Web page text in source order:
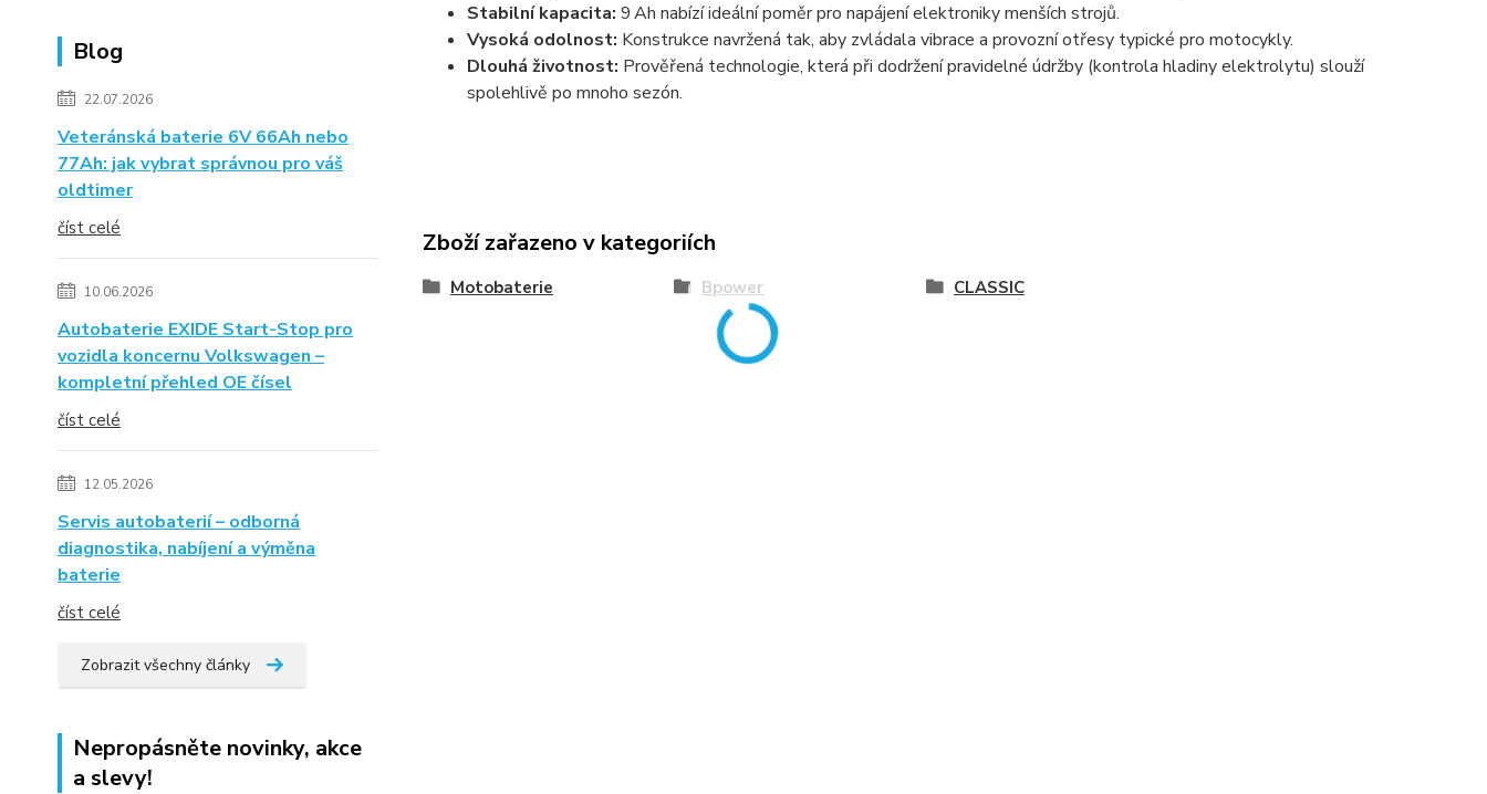
Blog
22.07.2026
Veteránská baterie 6V 66Ah nebo
77Ah: jak vybrat správnou pro váš
oldtimer
číst celé
10.06.2026
Autobaterie EXIDE Start-Stop pro
vozidla koncernu Volkswagen –
kompletní přehled OE čísel
číst celé
12.05.2026
Servis autobaterií – odborná
diagnostika, nabíjení a výměna
baterie
číst celé
Zobrazit všechny články
Nepropásněte novinky, akce
a slevy!
Stabilní kapacita: 9 Ah nabízí ideální poměr pro napájení elektroniky menších strojů.
Vysoká odolnost: Konstrukce navržená tak, aby zvládala vibrace a provozní otřesy typické pro motocykly.
Dlouhá životnost: Prověřená technologie, která při dodržení pravidelné údržby (kontrola hladiny elektrolytu) slouží
spolehlivě po mnoho sezón.
Zboží zařazeno v kategoriích
Motobaterie Bpower CLASSIC